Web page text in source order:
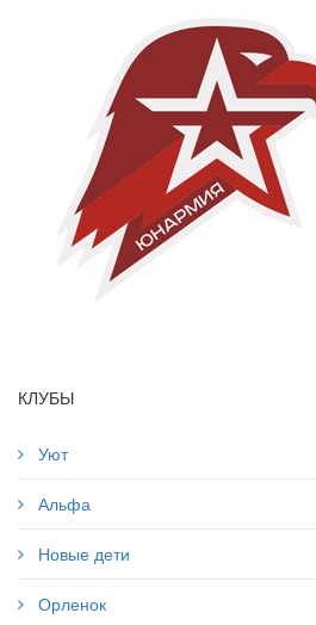
КЛУБЫ
Уют
Альфа
Новые дети
Орленок